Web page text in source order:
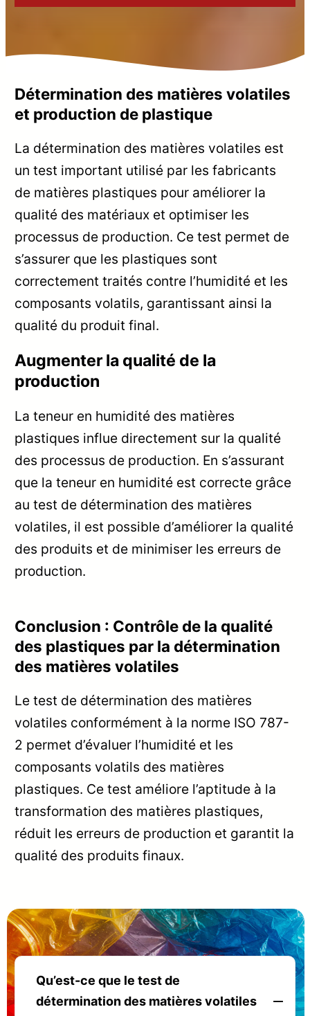
Détermination des matières volatiles
et production de plastique
La détermination des matières volatiles est
un test important utilisé par les fabricants
de matières plastiques pour améliorer la
qualité des matériaux et optimiser les
processus de production. Ce test permet de
s’assurer que les plastiques sont
correctement traités contre l’humidité et les
composants volatils, garantissant ainsi la
qualité du produit final.
Augmenter la qualité de la
production
La teneur en humidité des matières
plastiques influe directement sur la qualité
des processus de production. En s’assurant
que la teneur en humidité est correcte grâce
au test de détermination des matières
volatiles, il est possible d’améliorer la qualité
des produits et de minimiser les erreurs de
production.
Conclusion : Contrôle de la qualité
des plastiques par la détermination
des matières volatiles
Le test de détermination des matières
volatiles conformément à la norme ISO 787-
2 permet d’évaluer l’humidité et les
composants volatils des matières
plastiques. Ce test améliore l’aptitude à la
transformation des matières plastiques,
réduit les erreurs de production et garantit la
qualité des produits finaux.
Qu’est-ce que le test de
détermination des matières volatiles